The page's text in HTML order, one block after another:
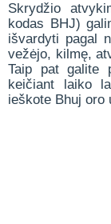
Skrydžio
kodas BHJ)
išvardyti pagal
vežėjo, kilmę,
Taip pat galite
keičiant laiko
ieškote Bhuj oro